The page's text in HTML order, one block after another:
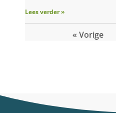
Lees verder »
« Vorige